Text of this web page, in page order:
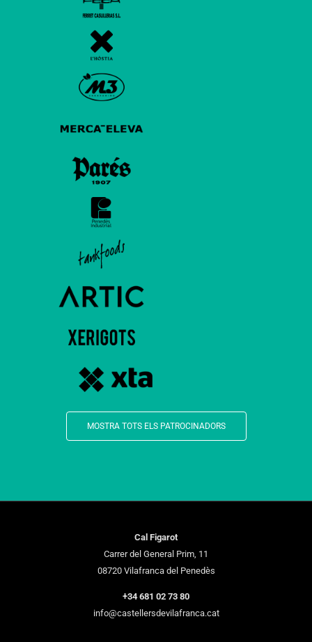
MOSTRA TOTS ELS PATROCINADORS
Cal Figarot
Carrer del General Prim, 11
08720 Vilafranca del Penedès
+34 681 02 73 80
info@castellersdevilafranca.cat